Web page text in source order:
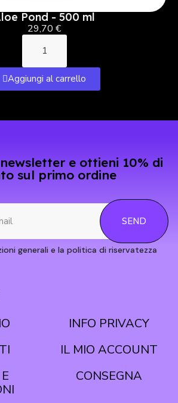
Pond - 500 ml
29,70 €
Aggiungi al carrello
e ottieni 10% di
sul primo ordine
SEND
generali e la politica di riservatezza
INFO PRIVACY
IL MIO ACCOUNT
CONSEGNA